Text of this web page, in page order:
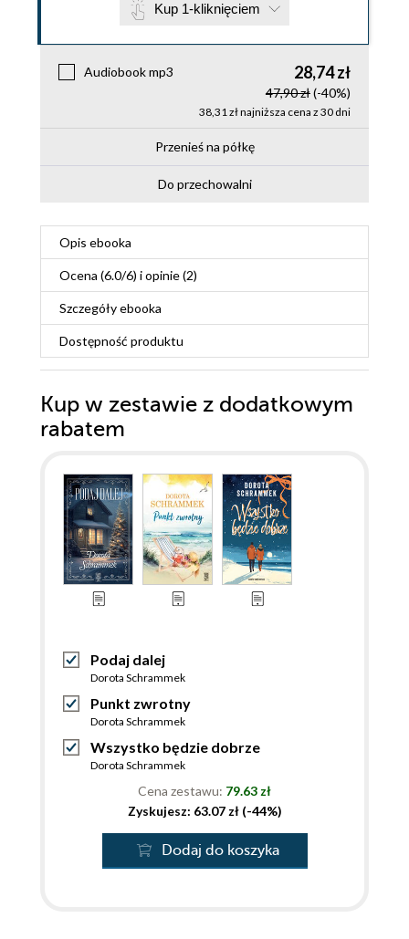
Kup 1-kliknięciem
Audiobook mp3 28,74 zł
47,90 zł(-40%)
38,31 zł najniższa cena z 30 dni
Przenieś na półkę
Do przechowalni
Opis ebooka
Ocena (6.0/6) i opinie (2)
Szczegółyebooka
Dostępność produktu
Kup w zestawie z dodatkowym
rabatem
Podaj dalej
Dorota Schrammek
Punkt zwrotny
Dorota Schrammek
Wszystko będzie dobrze
Dorota Schrammek
Cena zestawu: 79.63 zł
Zyskujesz: 63.07 zł (-44%)
Dodaj do koszyka